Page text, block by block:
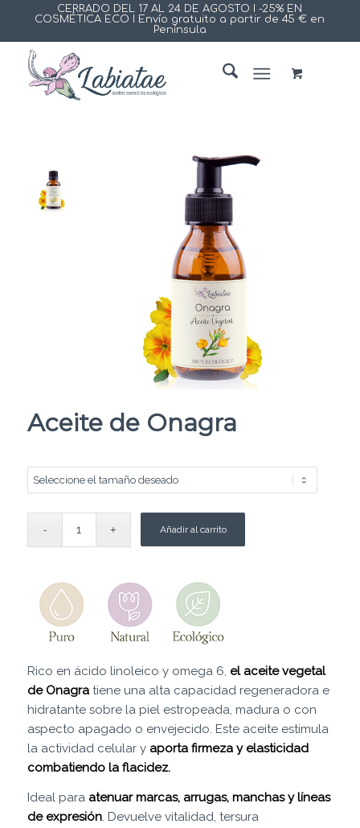
CERRADO DEL 17 AL 24 DE AGOSTO I -25% EN
COSMÉTICA ECO I Envío gratuito a partir de 45 € en
Península
Aceite de Onagra
Rico en ácido linoleico y omega 6, el aceite vegetal
de Onagratiene una alta capacidad regeneradora e
hidratante sobre la piel estropeada, madura o con
aspecto apagado o envejecido. Este aceite estimula
la actividad celular y aporta firmeza y elasticidad
combatiendo la flacidez.
Ideal para atenuar marcas, arrugas, manchas y líneas
de expresión. Devuelve vitalidad, tersura
Añadir al carrito